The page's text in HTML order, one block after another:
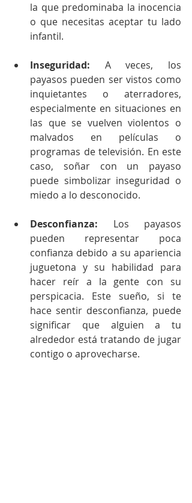
la que predominaba la inocencia
o que necesitas aceptar tu lado
infantil.
Inseguridad: A veces, los
payasos pueden ser vistos como
inquietantes o aterradores,
especialmente en situaciones en
las que se vuelven violentos o
malvados en películas o
programas de televisión. En este
caso, soñar con un payaso
puede simbolizar inseguridad o
miedo a lo desconocido.
Desconfianza: Los payasos
pueden representar poca
confianza debido a su apariencia
juguetona y su habilidad para
hacer reír a la gente con su
perspicacia. Este sueño, si te
hace sentir desconfianza, puede
significar que alguien a tu
alrededor está tratando de jugar
contigo o aprovecharse.